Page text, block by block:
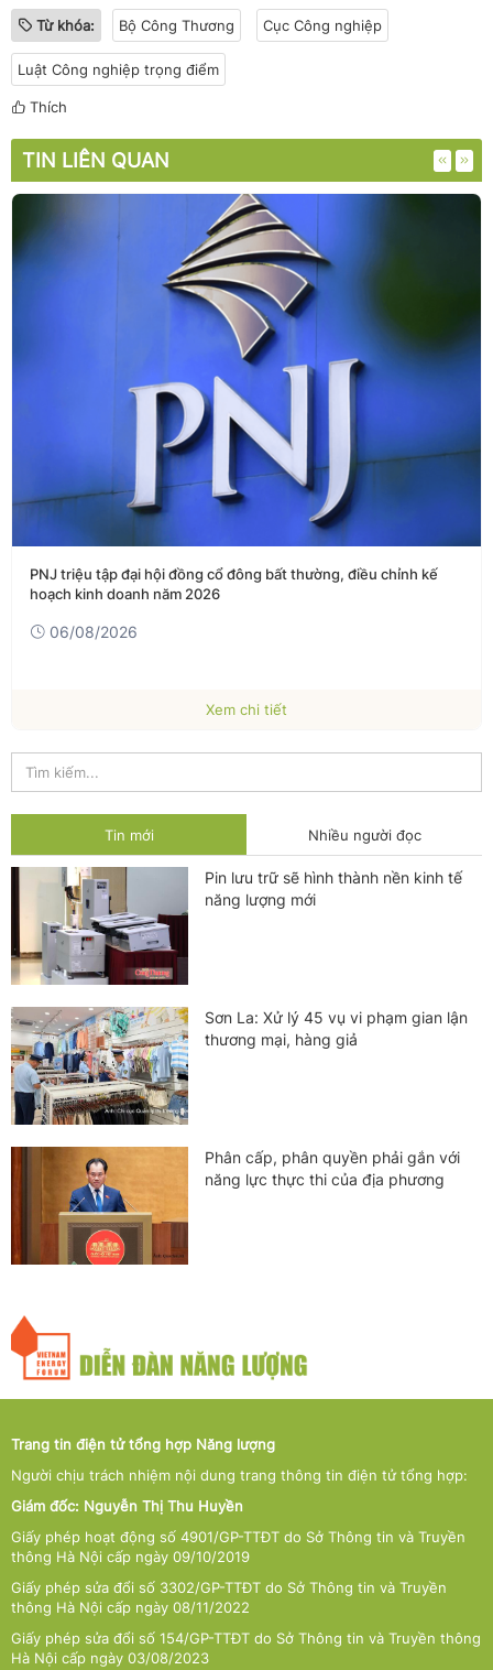
Từ khóa: Bộ Công Thương Cục Công nghiệp
Luật Công nghiệp trọng điểm
Thích
TIN LIÊN QUAN
PNJ triệu tập đại hội đồng cổ đông bất thường, điều chỉnh kế
hoạch kinh doanh năm 2026
06/08/2026
Xem chi tiết
Tin mới Nhiều người đọc
Pin lưu trữ sẽ hình thành nền kinh tế
năng lượng mới
Sơn La: Xử lý 45 vụ vi phạm gian lận
thương mại, hàng giả
Phân cấp, phân quyền phải gắn với
năng lực thực thi của địa phương
Trang tin điện tử tổng hợp Năng lượng
Người chịu trách nhiệm nội dung trang thông tin điện tử tổng hợp:
Giám đốc: Nguyễn Thị Thu Huyền
Giấy phép hoạt động số 4901/GP-TTĐT do Sở Thông tin và Truyền
thông Hà Nội cấp ngày 09/10/2019
Giấy phép sửa đổi số 3302/GP-TTĐT do Sở Thông tin và Truyền
thông Hà Nội cấp ngày 08/11/2022
Giấy phép sửa đổi số 154/GP-TTĐT do Sở Thông tin và Truyền thông
Hà Nội cấp ngày 03/08/2023